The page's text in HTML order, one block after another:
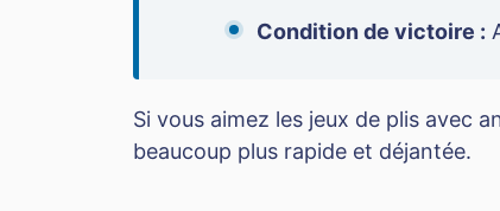
Condition de victoire :
Si vous aimez les jeux de plis avec
beaucoup plus rapide et déjantée.